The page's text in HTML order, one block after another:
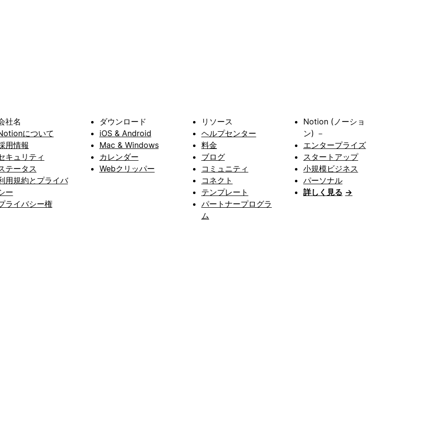
社名
について
用情報
キュリティ
テータス
用規約とプライバ
ー
ライバシー権
ダウンロード
iOS & Android
Mac & Windows
カレンダー
Webクリッパー
リソース
ヘルプセンター
料金
ブログ
コミュニティ
コネクト
テンプレート
パートナープログラ
ム
Notion (ノーショ
ン) －
エンタープライズ
スタートアップ
小規模ビジネス
パーソナル
詳しく見る →